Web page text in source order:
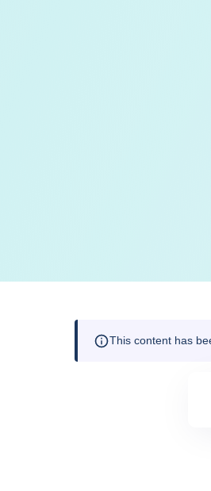
This content has